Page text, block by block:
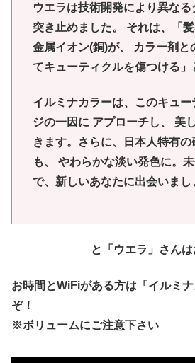
ウエラは技術開発により異な
突き止めました。 それは、「
金属イオン(銅)が、 カラー剤と
てキューティクルを傷つける」
イルミナカラーは、このキュ
ジの一因に アプローチし、 美
きます。さらに、日本人特有
も、 やわらかな淡い発色に。未
で、新しいあなたに出会いまし
と「ウエラ」さんは
お時間とWiFiがある方は「イルミ
ぞ！
※ボリュームにご注意下さい